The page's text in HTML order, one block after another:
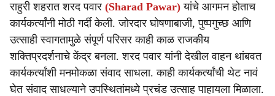
राहुरी शहरात शरद पवार (Sharad Pawar) यांचे आगमन होताच
कार्यकर्त्यांनी मोठी गर्दी केली. जोरदार घोषणाबाजी, पुष्पगुच्छ आणि
उत्साही स्वागतामुळे संपूर्ण परिसर काही काळ राजकीय
शक्तिप्रदर्शनाचे केंद्र बनला. शरद पवार यांनी देखील वाहन थांबवत
कार्यकर्त्यांशी मनमोकळा संवाद साधला. काही कार्यकर्त्यांची थेट नावं
घेत संवाद साधल्याने उपस्थितांमध्ये प्रचंड उत्साह पाहायला मिळाला.